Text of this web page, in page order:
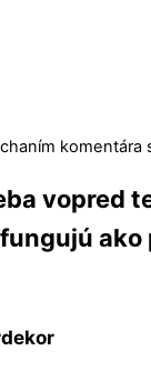
komentára
vopred
ako